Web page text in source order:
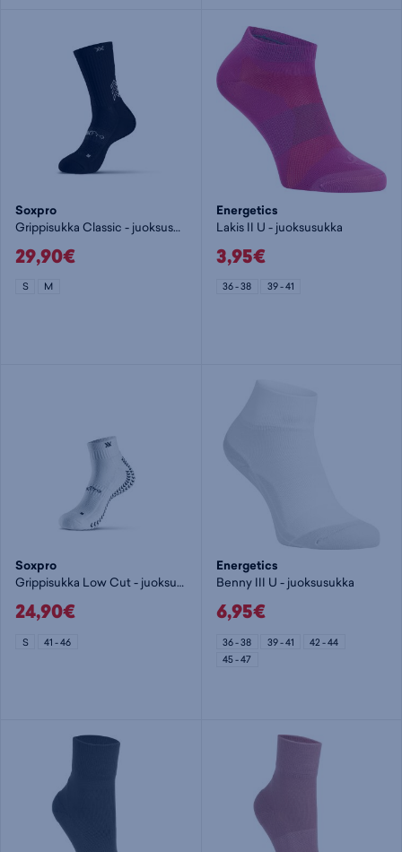
Soxpro
Grippisukka Classic - juoksusukka
29,90€
S M
Energetics
Lakis II U - juoksusukka
3,95€
36 - 38 39 - 41
Soxpro
Grippisukka Low Cut - juoksusukka
24,90€
S 41 - 46
Energetics
Benny III U - juoksusukka
6,95€
36 - 38 39 - 41
42 - 44
45 - 47